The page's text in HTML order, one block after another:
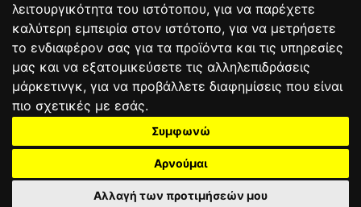
λειτουργικότητα του ιστότοπου, για να παρέχετε
καλύτερη εμπειρία στον ιστότοπο, για να μετρήσετε
το ενδιαφέρον σας για τα προϊόντα και τις υπηρεσίες
μας και να εξατομικεύσετε τις αλληλεπιδράσεις
μάρκετινγκ, για να προβάλλετε διαφημίσεις που είναι
πιο σχετικές με εσάς.
Συμφωνώ
Αρνούμαι
Αλλαγή των προτιμήσεών μου
ΟΡΟΙ ΧΡΗΣΗΣΠΟΛΙΤΙΚΗ ΠΡΟΣΤΑΣΙΑΣ
ΑΓΩΝΕΣΑΠΟΤΕΛΕΣΜΑΤΑΑΓΟΡΑ